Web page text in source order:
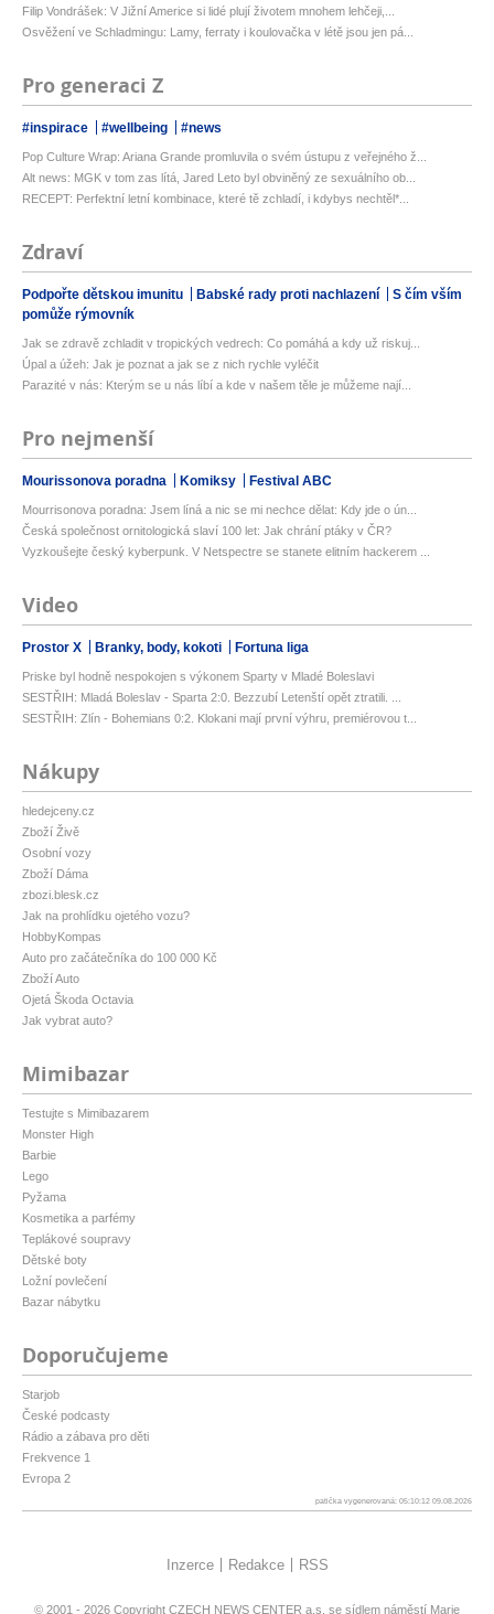
Filip Vondrášek: V Jižní Americe si lidé plují životem mnohem lehčeji,...
Osvěžení ve Schladmingu: Lamy, ferraty i koulovačka v létě jsou jen pá...
Pro generaci Z
#inspirace #wellbeing #news
Pop Culture Wrap: Ariana Grande promluvila o svém ústupu z veřejného ž...
Alt news: MGK v tom zas lítá, Jared Leto byl obviněný ze sexuálního ob...
RECEPT: Perfektní letní kombinace, které tě zchladí, i kdybys nechtěl*...
Zdraví
Podpořte dětskou imunitu Babské rady proti nachlazení
S čím vším
pomůže rýmovník
Jak se zdravě zchladit v tropických vedrech: Co pomáhá a kdy už riskuj...
Úpal a úžeh: Jak je poznat a jak se z nich rychle vyléčit
Parazité v nás: Kterým se u nás líbí a kde v našem těle je můžeme nají...
Pro nejmenší
Mourissonova poradna Komiksy Festival ABC
Mourrisonova poradna: Jsem líná a nic se mi nechce dělat: Kdy jde o ún...
Česká společnost ornitologická slaví 100 let: Jak chrání ptáky v ČR?
Vyzkoušejte český kyberpunk. V Netspectre se stanete elitním hackerem ...
Video
Prostor X Branky, body, kokoti Fortuna liga
Priske byl hodně nespokojen s výkonem Sparty v Mladé Boleslavi
SESTŘIH: Mladá Boleslav - Sparta 2:0. Bezzubí Letenští opět ztratili. ...
SESTŘIH: Zlín - Bohemians 0:2. Klokani mají první výhru, premiérovou t...
Nákupy
hledejceny.cz
Zboží Živě
Osobní vozy
Zboží Dáma
zbozi.blesk.cz
Jak na prohlídku ojetého vozu?
HobbyKompas
Auto pro začátečníka do 100 000 Kč
Zboží Auto
Ojetá Škoda Octavia
Jak vybrat auto?
Mimibazar
Testujte s Mimibazarem
Monster High
Barbie
Lego
Pyžama
Kosmetika a parfémy
Teplákové soupravy
Dětské boty
Ložní povlečení
Bazar nábytku
Doporučujeme
Starjob
České podcasty
Rádio a zábava pro děti
Frekvence 1
Evropa 2
patička vygenerovaná: 05:10:12 09.08.2026
Inzerce Redakce RSS
© 2001 - 2026 Copyright CZECH NEWS CENTER a.s. se sídlem náměstí Marie